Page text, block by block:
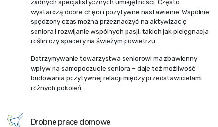
żadnych specjalistycznych umiejętności. Często
wystarczą dobre chęci i pozytywne nastawienie. Wspólnie
spędzony czas można przeznaczyć na aktywizację
seniora i rozwijanie wspólnych pasji, takich jak pielęgnacja
roślin czy spacery na świeżym powietrzu.
Dotrzymywanie towarzystwa seniorowi ma zbawienny
wpływ na samopoczucie seniora – daje też możliwość
budowania pozytywnej relacji między przedstawicielami
różnych pokoleń.
Drobne prace domowe